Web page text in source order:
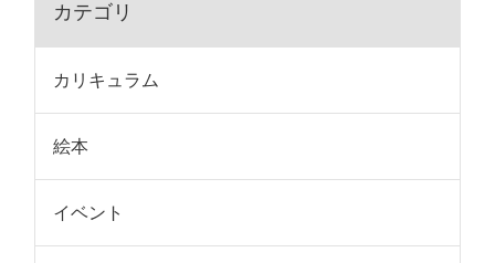
カテゴリ
カリキュラム
絵本
イベント